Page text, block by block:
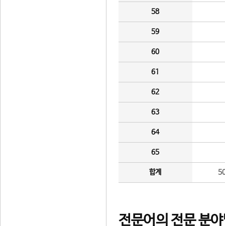
58
59
60
61
62
63
64
65
합계
전문어의 전문 분